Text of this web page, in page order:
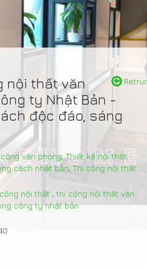
nội thất văn
ty Nhật Bản -
độc đáo, sáng
văn phòng,Thiết kế nội thất
cách nhật bản,Thi công nội thất
nội thất , thi công nội thất văn
công ty nhật bản